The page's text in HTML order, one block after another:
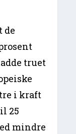
de
truet
i kraft
25
mindre